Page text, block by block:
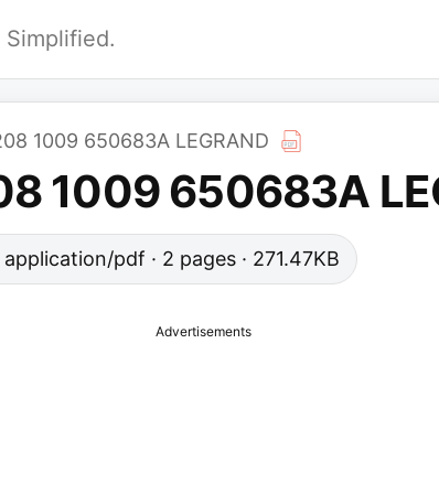
Simplified.
1009 650683A LEGRAND
1009 650683A
pdf · 2 pages · 271.47KB
Advertisements